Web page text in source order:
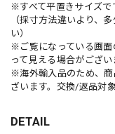
※すべて平置きサイズで
（採寸方法違いより、
い）
※ご覧になっている画面
って見える場合がござい
※海外輸入品のため、
ざいます。交換/返品対
DETAIL